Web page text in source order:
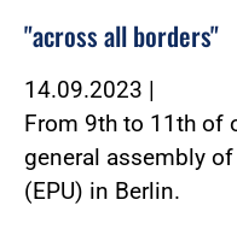
"across all borders"
14.09.2023 |
From 9th to 11th of
general assembly
(EPU) in Berlin.